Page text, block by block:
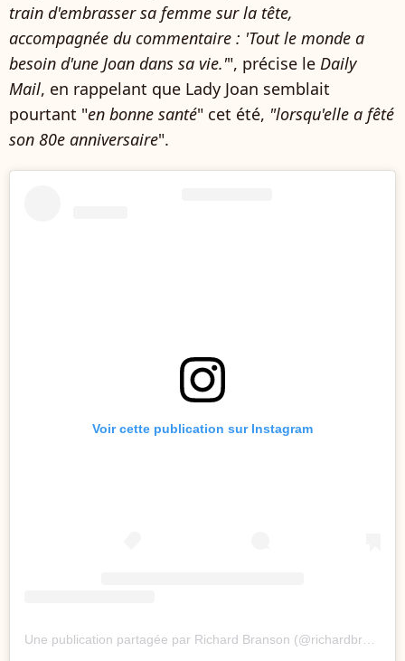
train d'embrasser sa femme sur la tête,
accompagnée du commentaire : 'Tout le monde a
besoin d'une Joan dans sa vie.'", précise le Daily
Mail, en rappelant que Lady Joan semblait
pourtant "en bonne santé" cet été, "lorsqu'elle a fêté
son 80e anniversaire".
Voir cette publication sur Instagram